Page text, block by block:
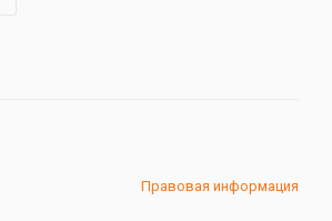
Правовая информация